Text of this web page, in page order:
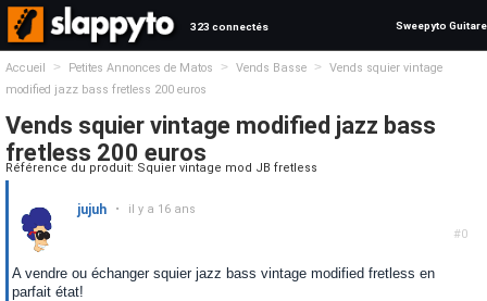
323 connectés Sweepyto Guitare
Accueil > Petites Annonces de Matos > Vends Basse >
Vends squier vintage
modified jazz bass fretless 200 euros
Vends squier vintage modified jazz bass
fretless 200 euros
Référence du produit: Squier vintage mod JB fretless
#0
jujuh • il y a 16 ans
A vendre ou échanger squier jazz bass vintage modified fretless en
parfait état!